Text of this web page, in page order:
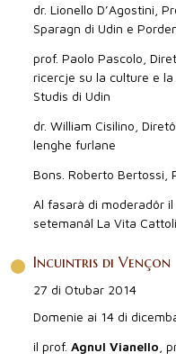
dr. Lionello D’Agostini,
Sparagn di Udin e
prof. Paolo Pascolo,
ricercje su la culture e
Studis di Udin
dr. William Cisilino,
lenghe furlane
Bons. Roberto Bertossi,
Al fasarà di moderadôr
setemanâl La Vita
Incuintris di Vençon
27 di Otubar 2014
Domenie ai 14 di
il prof. Agnul Vianello ,